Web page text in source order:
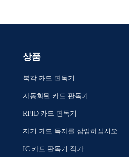
상품
복각 카드 판독기
자동화된 카드 판독기
RFID 카드 판독기
자기 카드 독자를 삽입하십시오
IC 카드 판독기 작가